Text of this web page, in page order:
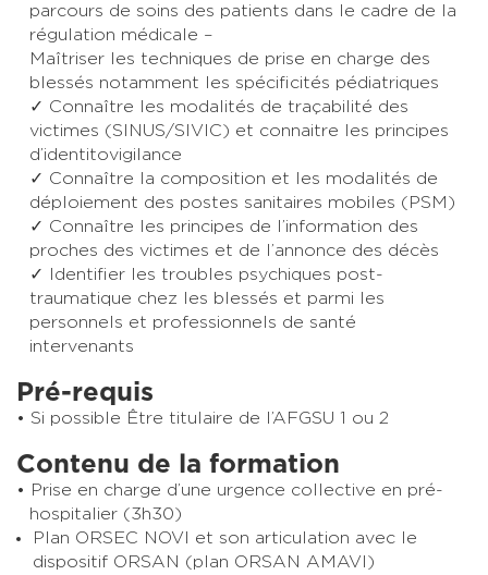
parcours de soins des patients dans le cadre de la
régulation médicale –
Maîtriser les techniques de prise en charge des
blessés notamment les spécificités pédiatriques
✓ Connaître les modalités de traçabilité des
victimes (SINUS/SIVIC) et connaitre les principes
d’identitovigilance
✓ Connaître la composition et les modalités de
déploiement des postes sanitaires mobiles (PSM)
✓ Connaître les principes de l’information des
proches des victimes et de l’annonce des décès
✓ Identifier les troubles psychiques post-
traumatique chez les blessés et parmi les
personnels et professionnels de santé
intervenants
Pré-requis
Si possible Être titulaire de l’AFGSU 1 ou 2
Contenu de la formation
Prise en charge d’une urgence collective en pré-
hospitalier (3h30)
Plan ORSEC NOVI et son articulation avec le
dispositif ORSAN (plan ORSAN AMAVI)